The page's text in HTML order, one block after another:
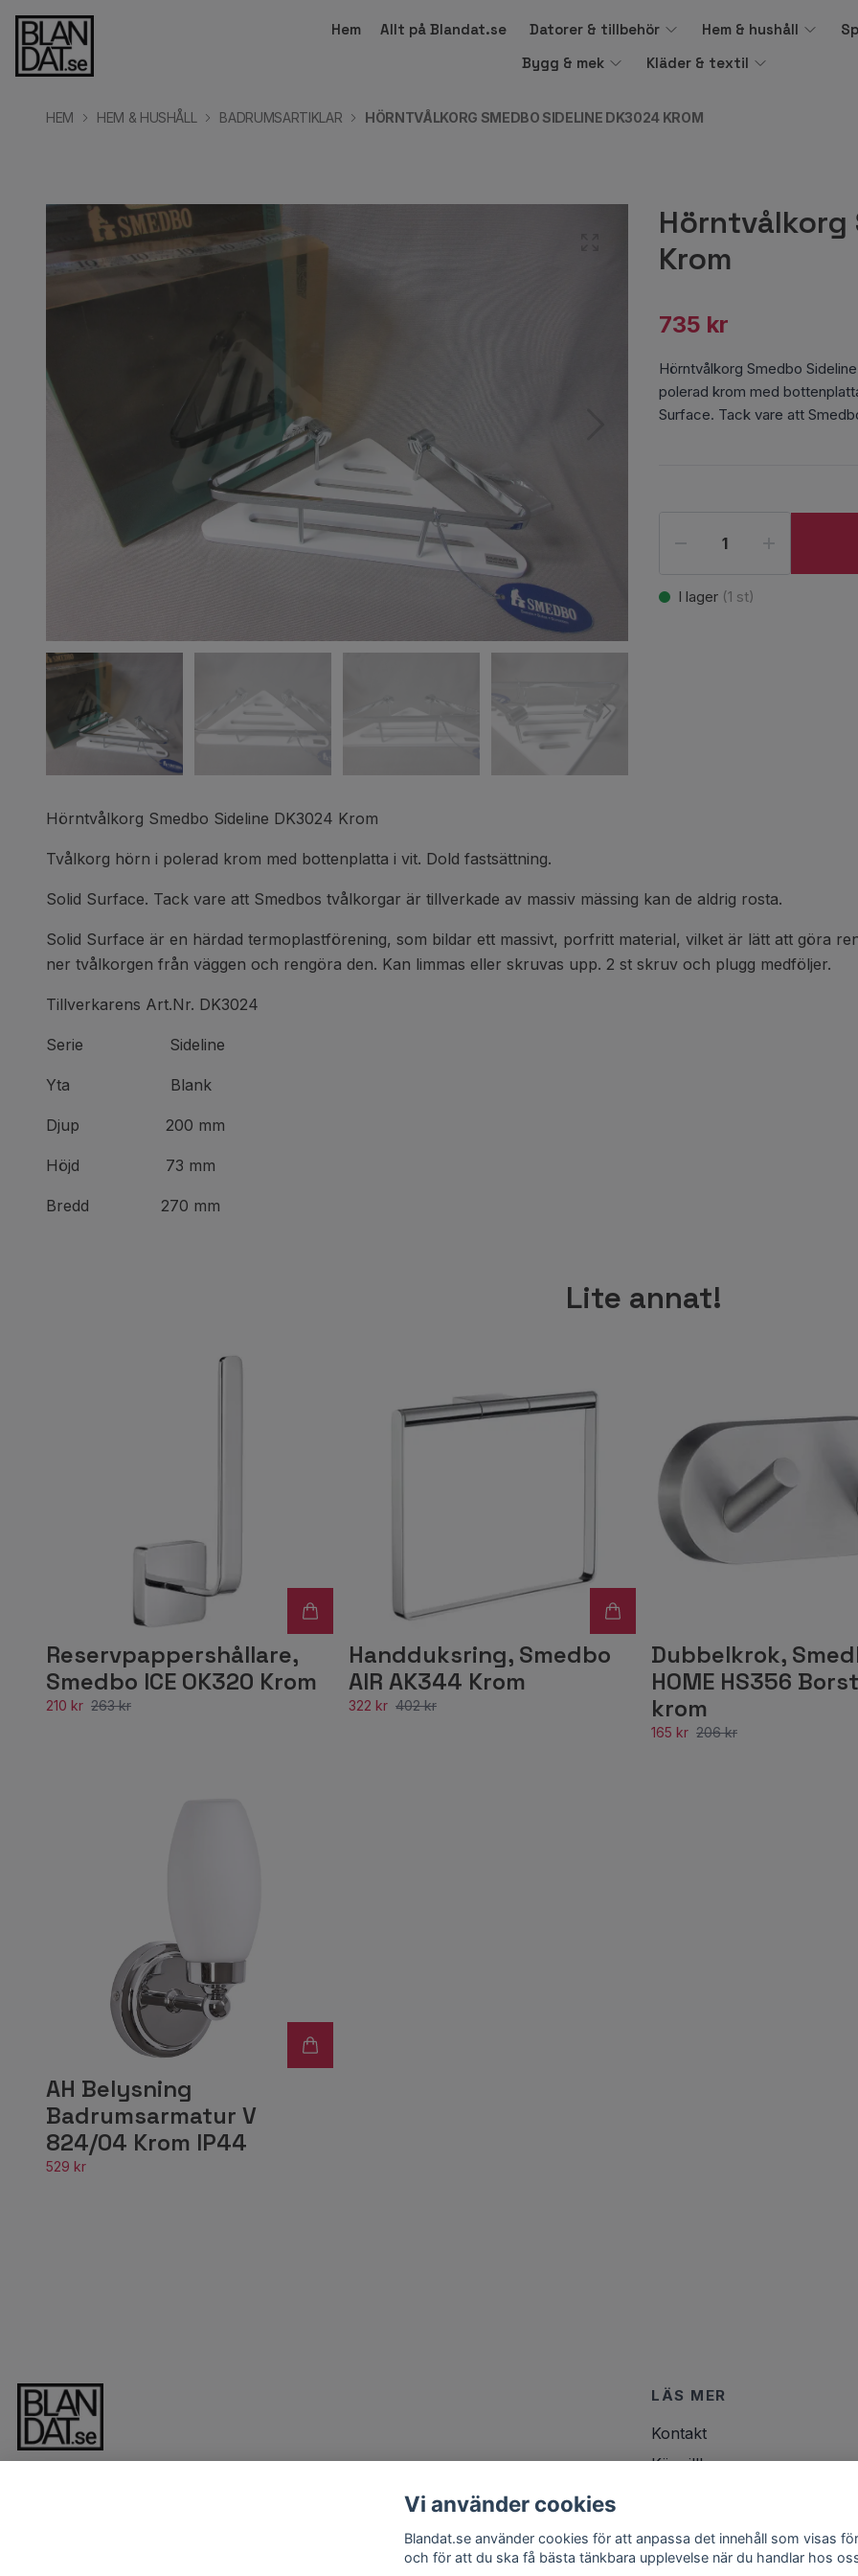
Hem Allt på Blandat.se Datorer & tillbehör Hem & hushåll
Bygg & mek
Kläder & textil
HEM HEM & HUSHÅLL BADRUMSARTIKLAR HÖRNTVÅLKORG SMEDBO SIDELINE DK3024 KROM
Hörntvålkorg
Krom
735 kr
Hörntvålkorg Smedbo
polerad krom med
Surface. Tack vare att
I lager (1 st)
Hörntvålkorg Smedbo Sideline DK3024 Krom
Tvålkorg hörn i polerad krom med bottenplatta i vit. Dold fastsättning.
Solid Surface. Tack vare att Smedbos tvålkorgar är tillverkade av massiv mässing kan de aldrig rosta.
Solid Surface är en härdad termoplastförening, som bildar ett massivt, porfritt material, vilket är lätt att göra
ner tvålkorgen från väggen och rengöra den. Kan limmas eller skruvas upp. 2 st skruv och plugg medföljer.
Tillverkarens Art.Nr. DK3024
Serie Sideline
Yta Blank
Djup 200 mm
Höjd 73 mm
Bredd 270 mm
Lite annat!
Reservpappershållare,
Smedbo ICE OK320 Krom
210 kr 263 kr
Handduksring, Smedbo
AIR AK344 Krom
322 kr 402 kr
Dubbelkrok,
HOME HS356
krom
165 kr 206 kr
AH Belysning
Badrumsarmatur V
824/04 Krom IP44
529 kr
LÄS MER
Kontakt
Köpvillkor
Vi använder cookies
Blandat.se använder cookies för att anpassa det innehåll som visas
och för att du ska få bästa tänkbara upplevelse när du handlar hos